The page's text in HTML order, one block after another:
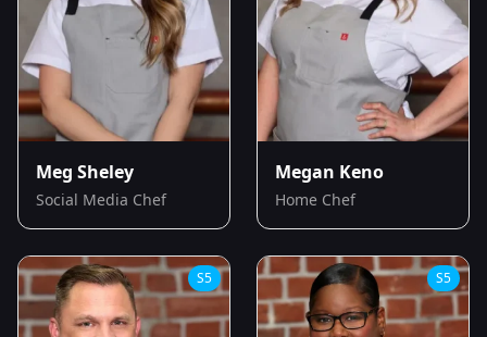
Meg Sheley
Social Media Chef
Megan Keno
Home Chef
S5 S5